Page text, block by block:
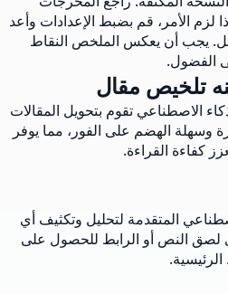
لزم الأمر، قم بضبط الإعدادات وأعد
يجب أن يعكس الملخص النقاط
الفضول.
تلخيص مقال
الاصطناعي تقوم بتحويل المقالات
وسهلة الهضم على الفور، مما يوفر
كفاءة القراءة.
المتقدمة لتحليل وتكثيف أي
النص أو الرابط للحصول على